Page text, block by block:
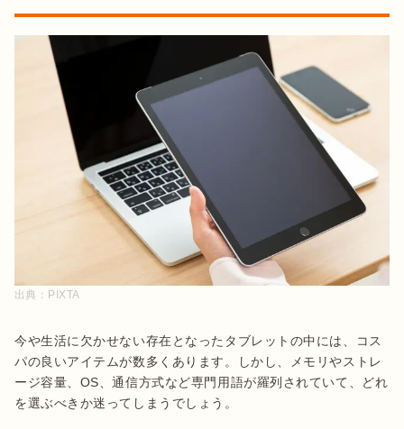
出典： PIXTA
今や生活に欠かせない存在となったタブレットの中には、コス
パの良いアイテムが数多くあります。しかし、メモリやストレ
ージ容量、OS、通信方式など専門用語が羅列されていて、どれ
を選ぶべきか迷ってしまうでしょう。